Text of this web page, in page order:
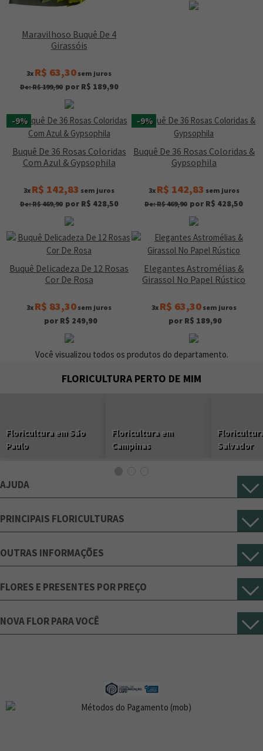
Maravilhoso Buquê De 4
Girassóis
3x R$ 63,30 sem juros
De: R$ 199,90 por R$ 189,90
-9%
Buquê De 36 Rosas Coloridas
Com Azul & Gypsophila
3x R$ 142,83 sem juros
De: R$ 469,90 por R$ 428,50
-9%
Buquê De 36 Rosas Coloridas &
Gypsophila
3x R$ 142,83 sem juros
De: R$ 469,90 por R$ 428,50
Buquê Delicadeza De 12 Rosas
Cor De Rosa
3x R$ 83,30 sem juros
por R$ 249,90
Elegantes Astromélias &
Girassol No Papel Rústico
3x R$ 63,30sem juros
por R$ 189,90
Você visualizou todos os produtos do departamento.
FLORICULTURA PERTO DE MIM
Floricultura em São
Paulo
Floricultura em
Campinas
Salvador
AJUDA
PRINCIPAIS FLORICULTURAS
OUTRAS INFORMAÇÕES
FLORES E PRESENTES POR PREÇO
NOVA FLOR PARA VOCÊ